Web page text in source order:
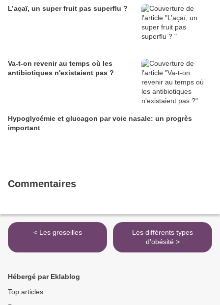
L’açaï, un super fruit pas superflu ?
Va-t-on revenir au temps où les
antibiotiques n'existaient pas ?
Hypoglycémie et glucagon par voie nasale: un progrès
important
Commentaires
< Les groseilles
Les différents types
d'obésité >
Hébergé par Eklablog
Top articles